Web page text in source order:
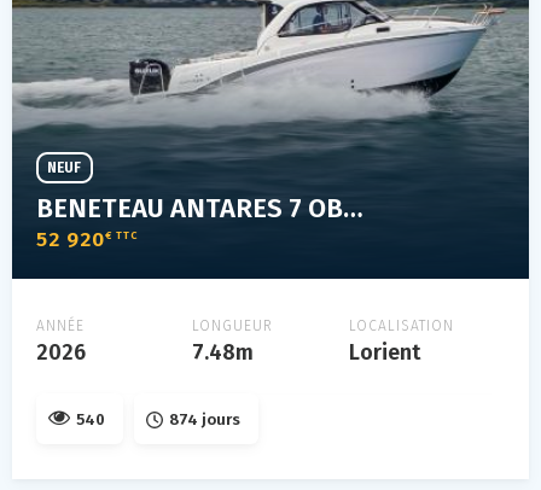
BENETEAU ANTARES 7 OB V2
52 920€ TTC
NEUF
ANNÉE
2026
LONGUEUR
7.48m
LOCALISATION
Lorient
540 874 jours